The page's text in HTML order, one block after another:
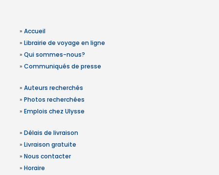
» Accueil
» Librairie de voyage en ligne
» Qui sommes-nous?
» Communiqués de presse
» Auteurs recherchés
» Photos recherchées
» Emplois chez Ulysse
» Délais de livraison
» Livraison gratuite
» Nous contacter
» Horaire